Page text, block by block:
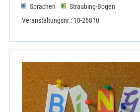
Hospizdienst Nittenau
Hospizverein Schwandorf
Schönstattfamilie Nittenau
Schwandorf - KAB-Kreisverband
Schwandorf - Kolpingsfamilie
Schwandorf - Kolpingwerk
Sprachen
Straubing-Bogen
Veranstaltungsnr.: 10-26810